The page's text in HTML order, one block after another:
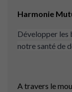
Harmonie
Développer les
notre santé de
A travers le